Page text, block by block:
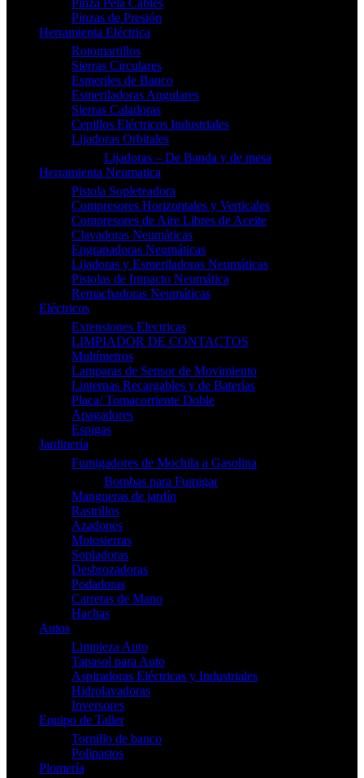
Pinza Pela Cables
Pinzas de Presión
Herramienta Eléctrica
Rotomartillos
Sierras Circulares
Esmeriles de Banco
Esmeriladoras Angulares
Sierras Caladoras
Cepillos Eléctricos Industriales
Lijadoras Orbitales
Lijadoras – De Banda y de mesa
Herramienta Neumatica
Pistola Sopleteadora
Compresores Horizontales y Verticales
Compresores de Aire Libres de Aceite
Clavadoras Neumáticas
Engrapadoras Neumáticas
Lijadoras y Esmeriladoras Neumáticas
Pistolas de Impacto Neumática
Remachadoras Neumáticas
Eléctricos
Extensiones Electricas
LIMPIADOR DE CONTACTOS
Multímetros
Lamparas de Sensor de Movimiento
Linternas Recargables y de Baterías
Placa/ Tomacorriente Doble
Apagadores
Espigas
Jardinería
Fumigadores de Mochila a Gasolina
Bombas para Fumigar
Mangueras de jardín
Rastrillos
Azadones
Motosierras
Sopladoras
Desbrozadoras
Podadoras
Carretas de Mano
Hachas
Autos
Limpieza Auto
Tapasol para Auto
Aspiradoras Eléctricas y Industriales
Hidrolavadoras
Inversores
Equipo de Taller
Tornillo de banco
Polipastos
Plomería